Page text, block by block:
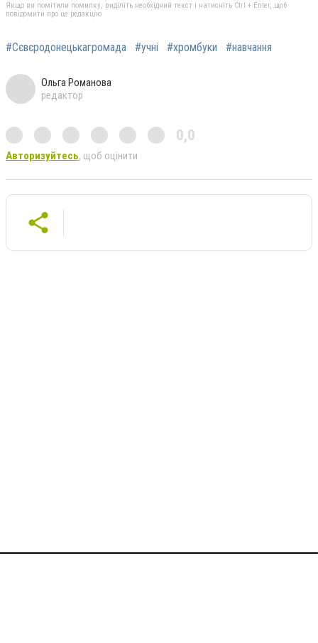
Якщо ви помітили помилку, виділіть необхідний текст і натисніть Ctrl + Enter, щоб
повідомити про це редакцію
#Сєвєродонецькагромада #учні #хромбуки #навчання
Ольга Романова
редактор
0,0
Авторизуйтесь, щоб оцінити